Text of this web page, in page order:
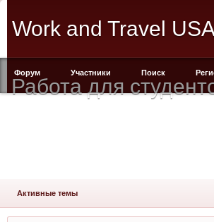
Work and Travel
Работа для
Форум Участники Поиск
Активные темы